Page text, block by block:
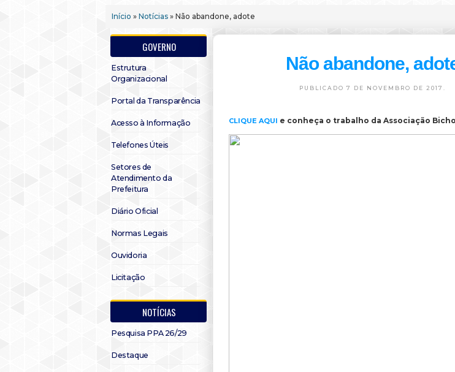
Início » Notícias » Não abandone, adote
GOVERNO
Estrutura
Organizacional
Portal da Transparência
Acesso à Informação
Telefones Úteis
Setores de
Atendimento da
Prefeitura
Diário Oficial
Normas Legais
Ouvidoria
Licitação
NOTÍCIAS
Pesquisa PPA 26/29
Destaque
Não abandone,
PUBLICADO 7 DE NOVEMBRO DE 2017.
CLIQUE AQUI e conheça o trabalho da Associação